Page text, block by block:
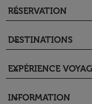
RÉSERVATION
keyboard_arrow_down
DESTINATIONS
keyboard_arrow_down
EXPÉRIENCE
keyboard_arrow_down
INFORMATION
keyboard_arrow_down